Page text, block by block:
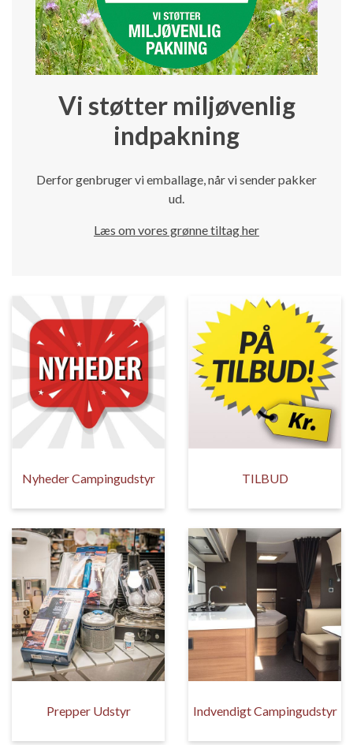
Vi støtter miljøvenlig
indpakning
Derfor genbruger vi emballage, når vi sender pakker
ud.
Læs om vores grønne tiltag her
Nyheder Campingudstyr TILBUD
Prepper Udstyr Indvendigt Campingudstyr